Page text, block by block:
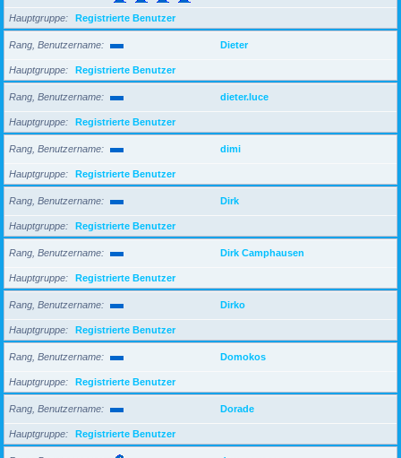
Hauptgruppe Registrierte Benutzer
Rang, Benutzername Dieter
Hauptgruppe Registrierte Benutzer
Rang, Benutzername dieter.luce
Hauptgruppe Registrierte Benutzer
Rang, Benutzername dimi
Hauptgruppe Registrierte Benutzer
Rang, Benutzername Dirk
Hauptgruppe Registrierte Benutzer
Rang, Benutzername Dirk Camphausen
Hauptgruppe Registrierte Benutzer
Rang, Benutzername Dirko
Hauptgruppe Registrierte Benutzer
Rang, Benutzername Domokos
Hauptgruppe Registrierte Benutzer
Rang, Benutzername Dorade
Hauptgruppe Registrierte Benutzer